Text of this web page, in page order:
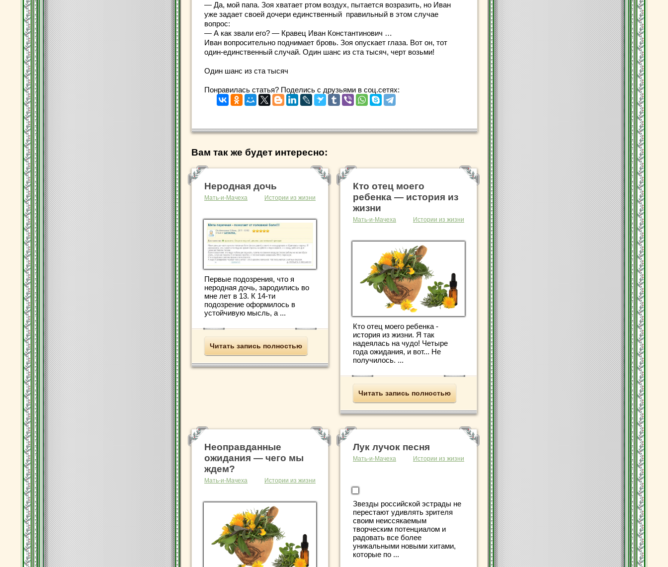
— Да, мой папа. Зоя хватает ртом воздух, пытается возразить, но Иван
уже задает своей дочери единственный правильный в этом случае
вопрос:
— А как звали его? — Кравец Иван Константинович …
Иван вопросительно поднимает бровь. Зоя опускает глаза. Вот он, тот
один-единственный случай. Один шанс из ста тысяч, черт возьми!
Один шанс из ста тысяч
Понравилась статья? Поделись с друзьями в соц.сетях:
Вам так же будет интересно:
Неродная дочь
Мать-и-Мачеха Истории из жизни
Первые подозрения, что я
неродная дочь, зародились во
мне лет в 13. К 14-ти
подозрение оформилось в
устойчивую мысль, а ...
Читать запись полностью
Кто отец моего
ребенка — история из
жизни
Мать-и-Мачеха Истории из жизни
Кто отец моего ребенка -
история из жизни. Я так
надеялась на чудо! Четыре
года ожидания, и вот... Не
получилось. ...
Читать запись полностью
Неоправданные
ожидания — чего мы
ждем?
Мать-и-Мачеха Истории из жизни
Лук лучок песня
Мать-и-Мачеха Истории из жизни
Звезды российской эстрады не
перестают удивлять зрителя
своим неиссякаемым
творческим потенциалом и
радовать все более
уникальными новыми хитами,
которые по ...